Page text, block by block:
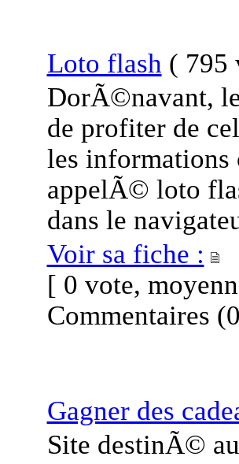
Loto flash ( 795
DorÃ©navant,
de profiter de
les informations
appelÃ© loto
dans le
Voir sa fiche :
[ 0 vote,
Commentaires
Gagner des
Site destinÃ©